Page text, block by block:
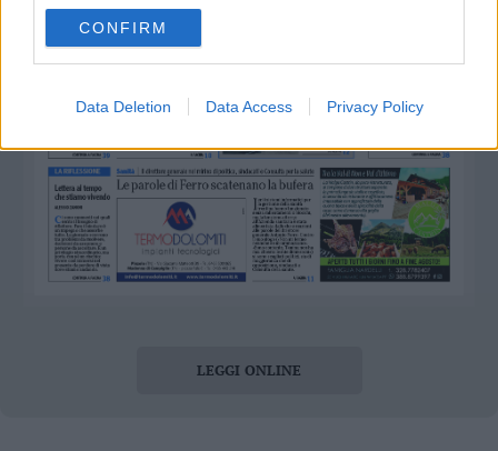
CONFIRM
Data Deletion Data Access Privacy Policy
Dolomiti
Social media
LEGGI ONLINE